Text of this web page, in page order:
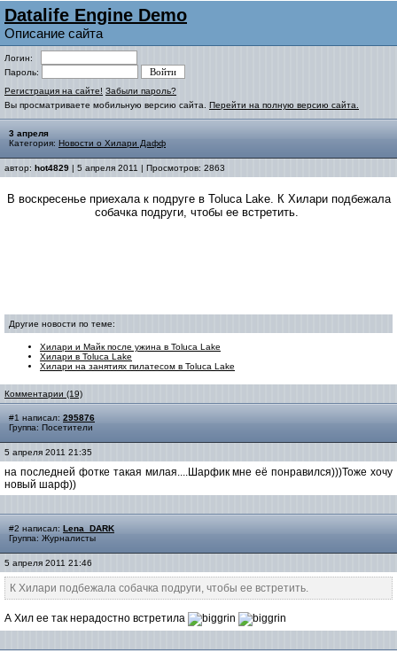
Datalife Engine Demo
Описание сайта
Логин:
Пароль:
Регистрация на сайте! Забыли пароль?
Вы просматриваете мобильную версию сайта. Перейти на полную версию сайта.
3 апреля
Категория: Новости о Хилари Дафф
автор: hot4829 | 5 апреля 2011 | Просмотров: 2863
В воскресенье приехала к подруге в Toluca Lake. К Хилари подбежала
собачка подруги, чтобы ее встретить.
Другие новости по теме:
Хилари и Майк после ужина в Toluca Lake
Хилари в Toluca Lake
Хилари на занятиях пилатесом в Toluca Lake
Комментарии (19)
#1 написал: 295876
Группа: Посетители
5 апреля 2011 21:35
на последней фотке такая милая....Шарфик мне её понравился)))Тоже хочу
новый шарф))
#2 написал: Lena_DARK
Группа: Журналисты
5 апреля 2011 21:46
К Хилари подбежала собачка подруги, чтобы ее встретить.
А Хил ее так нерадостно встретила